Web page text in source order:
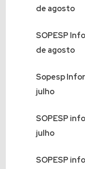
de agosto
SOPESP
de agosto
Sopesp
julho
SOPESP
julho
SOPESP